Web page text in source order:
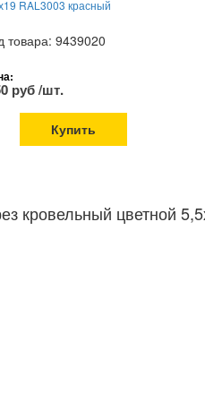
RAL3003 красный
товара: 9439020
руб /шт.
Купить
кровельный цветной